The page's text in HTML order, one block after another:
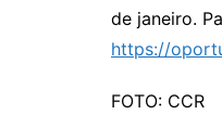
de janeiro.
https://
FOTO: CCR